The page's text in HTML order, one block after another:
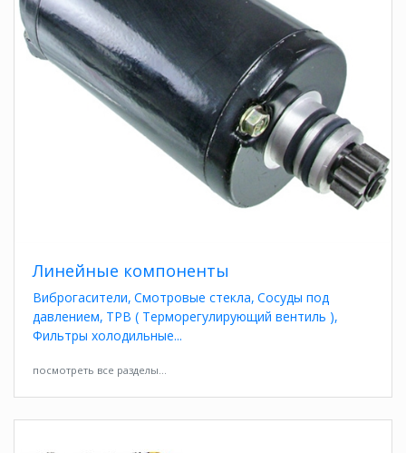
Линейные компоненты
Виброгасители Смотровые стекла Сосуды под
давлением ТРВ ( Терморегулирующий вентиль )
Фильтры холодильные
посмотреть все разделы...